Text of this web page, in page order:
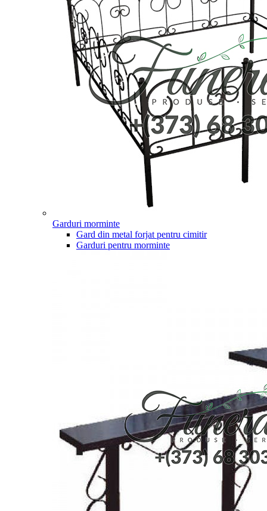
Garduri morminte
Gard din metal forjat pentru cimitir
Garduri pentru morminte